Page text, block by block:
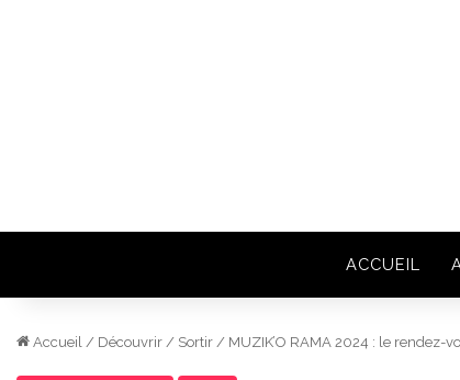
ACCUEIL
Accueil / Découvrir / Sortir / MUZIK’O RAMA 2024 : le rendez-